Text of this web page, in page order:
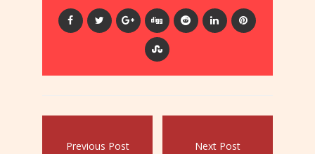
Previous Post Next Post